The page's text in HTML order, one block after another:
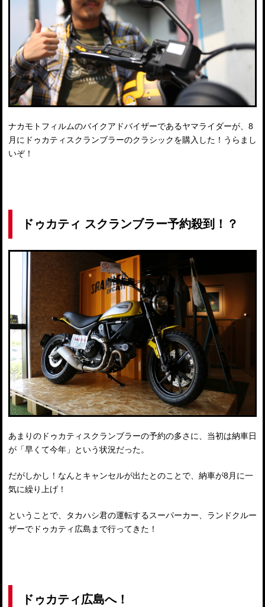
ナカモトフィルムのバイクアドバイザーであるヤマライダーが、8
月にドゥカティスクランブラーのクラシックを購入した！うらまし
いぞ！
ドゥカティ スクランブラー予約殺到！？
あまりのドゥカティスクランブラーの予約の多さに、当初は納車日
が「早くて今年」という状況だった。
だがしかし！なんとキャンセルが出たとのことで、納車が8月に一
気に繰り上げ！
ということで、タカハシ君の運転するスーパーカー、ランドクルー
ザーでドゥカティ広島まで行ってきた！
ドゥカティ広島へ！